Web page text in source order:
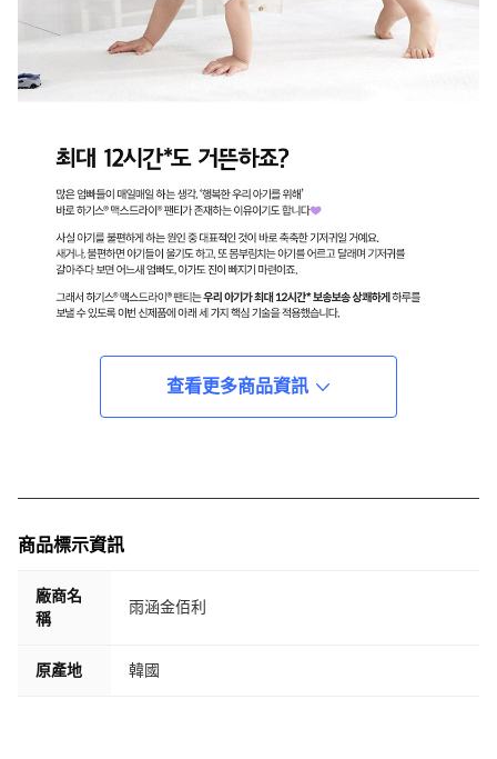
查看更多商品資訊
商品標示資訊
廠商名
稱
雨涵金佰利
原產地 韓國